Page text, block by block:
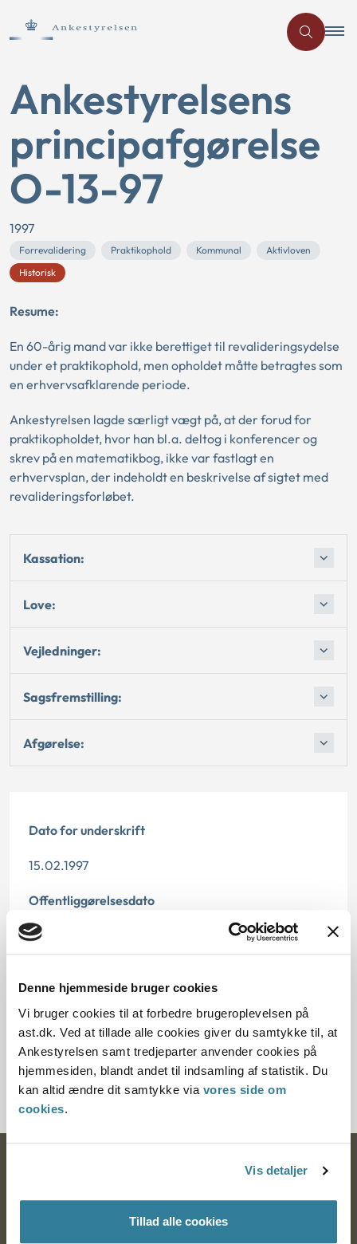
Denne hjemmeside bruger cookies
Vi bruger cookies til at forbedre brugeroplevelsen på
ast.dk. Ved at tillade alle cookies giver du samtykke til, at
Ankestyrelsen samt tredjeparter anvender cookies på
hjemmesiden, blandt andet til indsamling af statistik. Du
kan altid ændre dit samtykke via vores side om
cookies.
Vis detaljer
Tillad alle cookies
Ankestyrelsens
principafgørelse
O-13-97
1997
Forrevalidering Praktikophold Kommunal
Aktivloven
Historisk
Resume:
En 60-årig mand var ikke berettiget til revalideringsydelse
under et praktikophold, men opholdet måtte betragtes som
en erhvervsafklarende periode.
Ankestyrelsen lagde særligt vægt på, at der forud for
praktikopholdet, hvor han bl.a. deltog i konferencer og
skrev på en matematikbog, ikke var fastlagt en
erhvervsplan, der indeholdt en beskrivelse af sigtet med
revalideringsforløbet.
Kassation:
Love:
Vejledninger:
Sagsfremstilling:
Afgørelse:
Dato for underskrift
15.02.1997
Offentliggørelsesdato
12.07.2013
§ 45 § 43 § 44
Journalnummer
200125-96
Postadresse: